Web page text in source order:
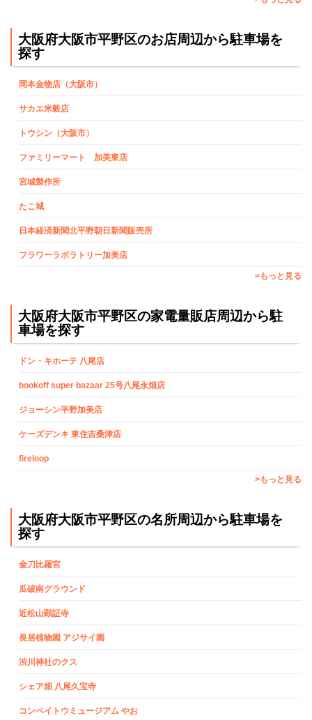
大阪府大阪市平野区のお店周辺から駐車場を
探す
岡本金物店（大阪市）
サカエ米穀店
トウシン（大阪市）
ファミリーマート 加美東店
宮城製作所
たこ城
日本経済新聞北平野朝日新聞販売所
フラワーラボラトリー加美店
>もっと見る
大阪府大阪市平野区の家電量販店周辺から駐
車場を探す
ドン・キホーテ 八尾店
bookoff super bazaar 25号八尾永畑店
ジョーシン平野加美店
ケーズデンキ 東住吉桑津店
fireloop
>もっと見る
大阪府大阪市平野区の名所周辺から駐車場を
探す
金刀比羅宮
瓜破南グラウンド
近松山顕証寺
長居植物園 アジサイ園
渋川神社のクス
シェア畑 八尾久宝寺
コンペイトウミュージアム やお